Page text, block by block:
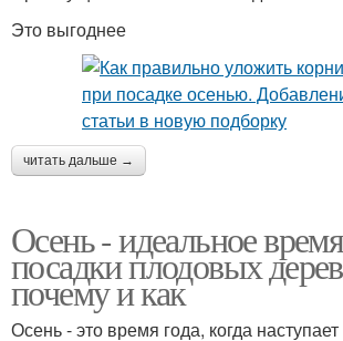
Это выгоднее
читать дальше →
Осень - идеальное
посадки плодовых
почему и как
Осень - это время года, когда